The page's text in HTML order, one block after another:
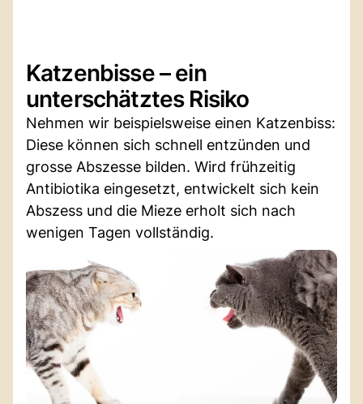
Katzenbisse – ein
unterschätztes Risiko
Nehmen wir beispielsweise einen Katzenbiss:
Diese können sich schnell entzünden und
grosse Abszesse bilden. Wird frühzeitig
Antibiotika eingesetzt, entwickelt sich kein
Abszess und die Mieze erholt sich nach
wenigen Tagen vollständig.